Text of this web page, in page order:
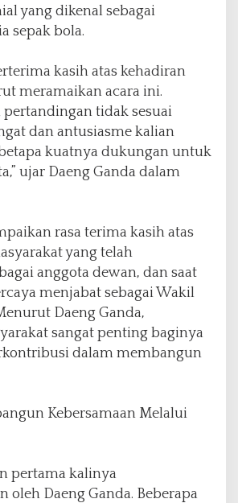
s
i
m
k
i
T
a
s
a
l
a
h
yang dikenal sebagai
sepak bola.
kasih atas kehadiran
meramaikan acara ini.
tidak sesuai
dan antusiasme kalian
kuatnya dukungan untuk
ujar Daeng Ganda dalam
rasa terima kasih atas
yang telah
anggota dewan, dan saat
menjabat sebagai Wakil
Daeng Ganda,
sangat penting baginya
dalam membangun
Kebersamaan Melalui
pertama kalinya
oleh Daeng Ganda. Beberapa